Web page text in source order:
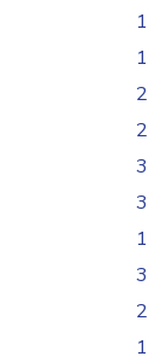
1
1
2
2
3
3
1
3
2
1